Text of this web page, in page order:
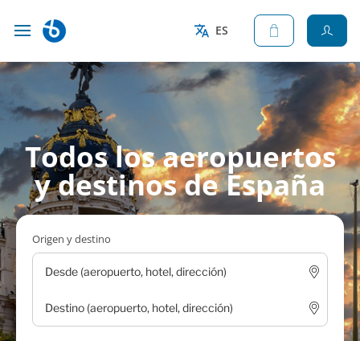
ES
Todos los aeropuertos
y destinos de España
Origen y destino